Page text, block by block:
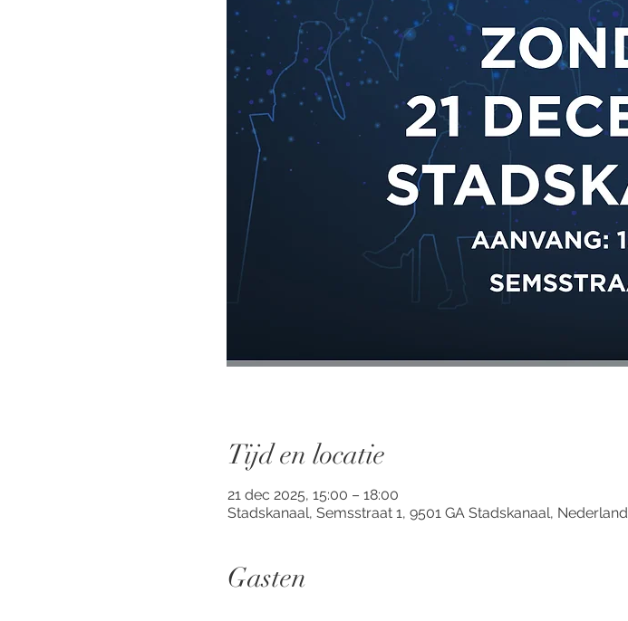
Tijd en locatie
21 dec 2025, 15:00 – 18:00
Stadskanaal, Semsstraat 1, 9501 GA Stadskanaal, Nederland
Gasten